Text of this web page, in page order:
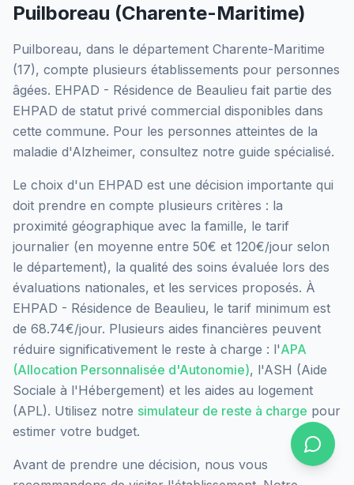
Puilboreau (Charente-Maritime)
Puilboreau, dans le département Charente-Maritime
(17), compte plusieurs établissements pour personnes
âgées. EHPAD - Résidence de Beaulieu fait partie des
EHPAD de statut privé commercial disponibles dans
cette commune. Pour les personnes atteintes de la
maladie d'Alzheimer, consultez notre guide spécialisé.
Le choix d'un EHPAD est une décision importante qui
doit prendre en compte plusieurs critères : la
proximité géographique avec la famille, le tarif
journalier (en moyenne entre 50€ et 120€/jour selon
le département), la qualité des soins évaluée lors des
évaluations nationales, et les services proposés. À
EHPAD - Résidence de Beaulieu, le tarif minimum est
de 68.74€/jour. Plusieurs aides financières peuvent
réduire significativement le reste à charge : l'APA
(Allocation Personnalisée d'Autonomie), l'ASH (Aide
Sociale à l'Hébergement) et les aides au logement
(APL). Utilisez notre simulateur de reste à charge pour
estimer votre budget.
Avant de prendre une décision, nous vous